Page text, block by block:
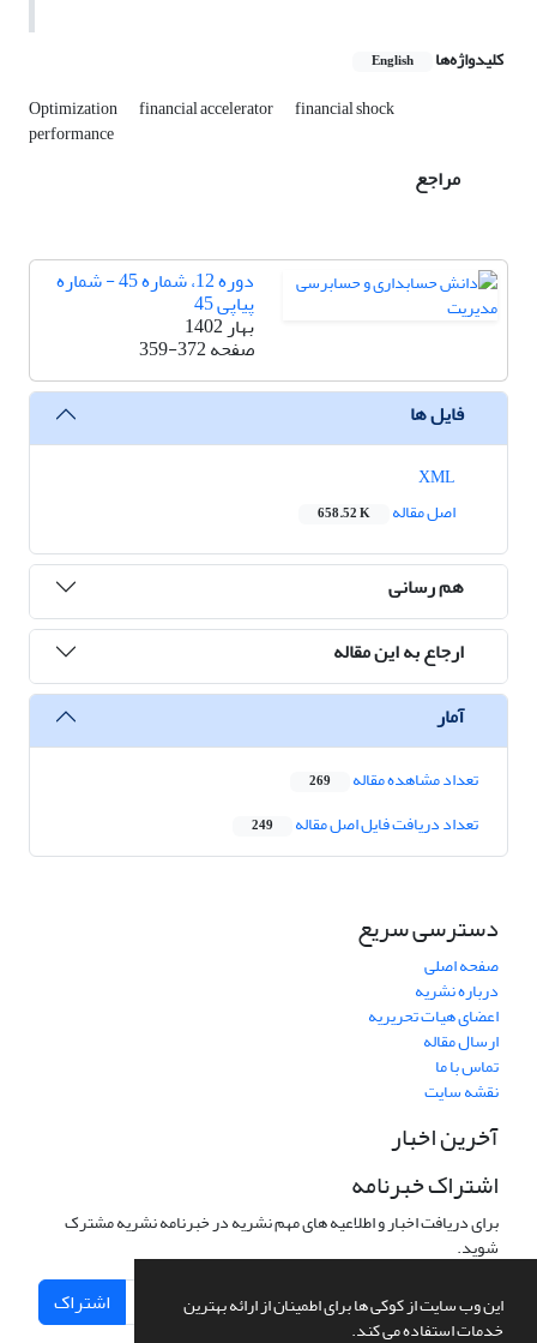
این وب سایت از کوکی ها برای اطمینان از ارائه بهترین
خدمات استفاده می کند.
کلیدواژه‌ها English
Optimization financial accelerator financial shock
performance
مراجع
دوره 12، شماره 45 - شماره
پیاپی 45
بهار 1402
صفحه359-372
فایل ها
اصل مقاله
658.52 K
هم رسانی
ارجاع به این مقاله
آمار
تعداد مشاهده مقاله 269
تعداد دریافت فایل اصل مقاله 249
دسترسی سریع
صفحه اصلی
درباره نشریه
اعضای هیات تحریریه
ارسال مقاله
تماس با ما
نقشه سایت
آخرین اخبار
اشتراک خبرنامه
برای دریافت اخبار و اطلاعیه های مهم نشریه در خبرنامه نشریه مشترک
شوید.
اشتراک